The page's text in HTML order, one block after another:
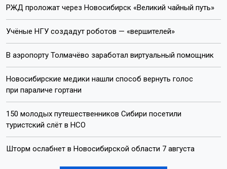
РЖД проложат через Новосибирск «Великий чайный путь»
Учёные НГУ создадут роботов — «вершителей»
В аэропорту Толмачёво заработал виртуальный помощник
Новосибирские медики нашли способ вернуть голос
при параличе гортани
150 молодых путешественников Сибири посетили
туристский слёт в НСО
Шторм ослабнет в Новосибирской области 7 августа